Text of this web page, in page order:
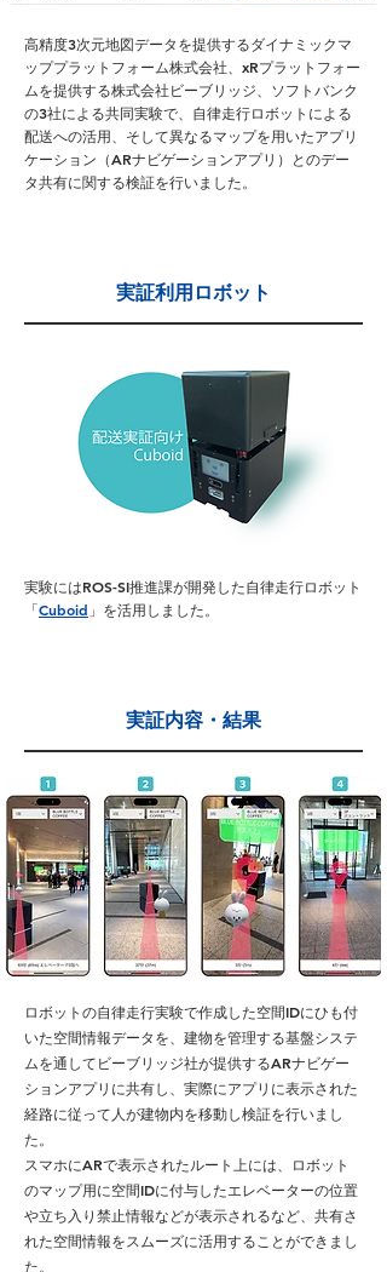
高精度3次元地図データを提供するダイナミックマ
ッププラットフォーム株式会社、xRプラットフォー
ムを提供する株式会社ビーブリッジ、ソフトバンク
の3社による共同実験で、自律走行ロボットによる
配送への活用、そして異なるマップを用いたアプリ
ケーション（ARナビゲーションアプリ）とのデー
タ共有に関する検証を行いました。
実証利用ロボット
実験にはROS-SI推進課が開発した自律走行ロボット
「Cuboid 」 を活用しました。
実証内容・結果
ロボットの自律走行実験で作成した空間IDにひも付
いた空間情報データを、建物を管理する基盤システ
ムを通してビーブリッジ社が提供するARナビゲー
ションアプリに共有し、実際にアプリに表示された
経路に従って人が建物内を移動し検証を行いまし
た。
スマホにARで表示されたルート上には、ロボット
のマップ用に空間IDに付与したエレベーターの位置
や立ち入り禁止情報などが表示されるなど、共有さ
れた空間情報をスムーズに活用することができまし
た。